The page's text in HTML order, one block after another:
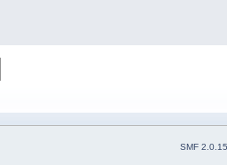
SMF 2.0.15